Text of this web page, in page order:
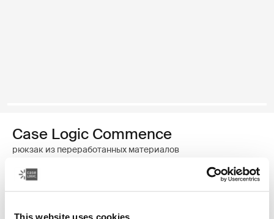
Case Logic Commence
рюкзак из переработанных материалов
Цвет
Case Logic Commence Recycled Backpack Хоторн зеленый
Case Logic Commence Recycled Backpack Sugared Peach
Case Logic Commence Recycled Backpack Boulder Beige
Case Logic Commence Recycled Backpack Glowing
Case Logic Commence Recycled Backpack Navy
Case Logic Commence Recycled Backpack
Case Logic Commence Recycled